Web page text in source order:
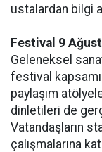
ustalardan bilgi
Festival 9
Geleneksel
festival
paylaşım
dinletileri de
Vatandaşların
çalışmalarına